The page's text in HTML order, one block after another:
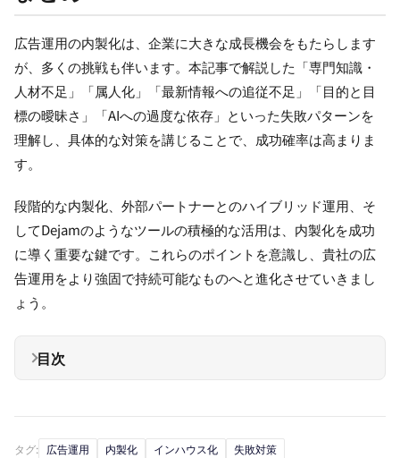
広告運用の内製化は、企業に大きな成長機会をもたらします
が、多くの挑戦も伴います。本記事で解説した「専門知識・
人材不足」「属人化」「最新情報への追従不足」「目的と目
標の曖昧さ」「AIへの過度な依存」といった失敗パターンを
理解し、具体的な対策を講じることで、成功確率は高まりま
す。
段階的な内製化、外部パートナーとのハイブリッド運用、そ
してDejamのようなツールの積極的な活用は、内製化を成功
に導く重要な鍵です。これらのポイントを意識し、貴社の広
告運用をより強固で持続可能なものへと進化させていきまし
ょう。
目次
タグ: 広告運用 内製化 インハウス化 失敗対策